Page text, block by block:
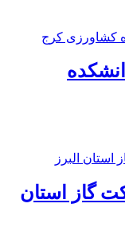
گاز استان